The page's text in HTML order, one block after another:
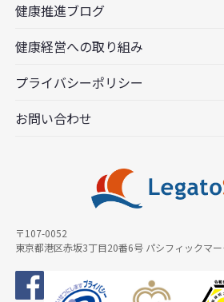
〒107-0052
東京都港区赤坂3丁目20番6号 パシフィックマ
健康推進ブログ
健康経営への取り組み
プライバシーポリシー
お問い合わせ